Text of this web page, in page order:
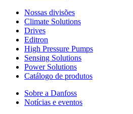
Nossas divisões
Climate Solutions
Drives
Editron
High Pressure Pumps
Sensing Solutions
Power Solutions
Catálogo de produtos
Sobre a Danfoss
Notícias e eventos